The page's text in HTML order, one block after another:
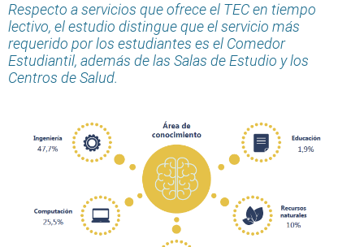
Respecto a servicios que ofrece el TEC en tiempo
lectivo, el estudio distingue que el servicio más
requerido por los estudiantes es el Comedor
Estudiantil, además de las Salas de Estudio y los
Centros de Salud.